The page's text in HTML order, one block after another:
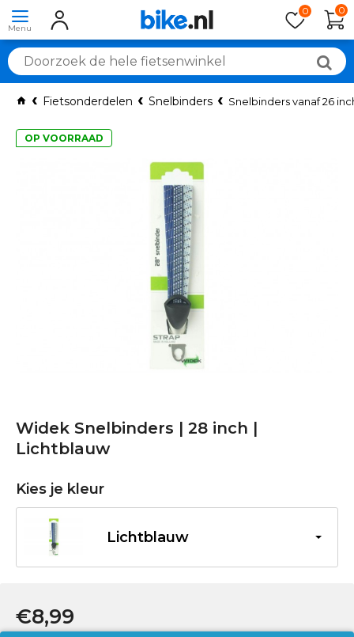
0 0
Fietsonderdelen Snelbinders Snelbinders vanaf 26
OP VOORRAAD
Widek Snelbinders | 28 inch |
Lichtblauw
Kies je kleur
Lichtblauw
€8,99